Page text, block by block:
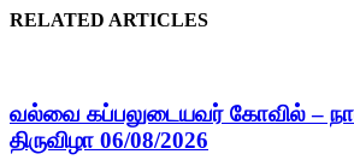
RELATED ARTICLES
வல்வை கப்பலுடையவர் கோவில் –
திருவிழா 06/08/2026